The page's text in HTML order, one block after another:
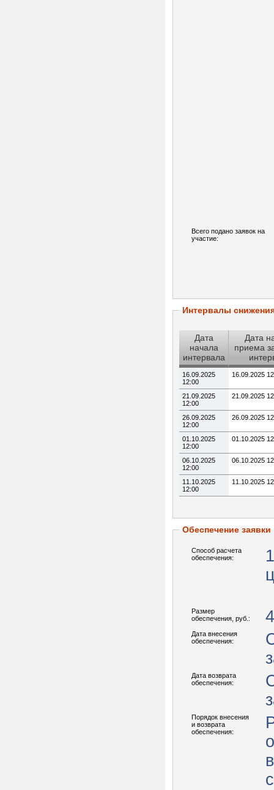
Всего подано заявок на
участие:
Интервалы
Дата
начала
интервала
Дата
приема
16.09.2025
12:00
16.09.2025
21.09.2025
12:00
21.09.2025
26.09.2025
12:00
26.09.2025
01.10.2025
12:00
01.10.2025
06.10.2025
12:00
06.10.2025
11.10.2025
12:00
11.10.2025
Обеспечение заявки
Способ расчета
обеспечения:
Размер
обеспечения, руб.:
Дата внесения
обеспечения:
Дата возврата
обеспечения:
Порядок внесения
и возврата
обеспечения: